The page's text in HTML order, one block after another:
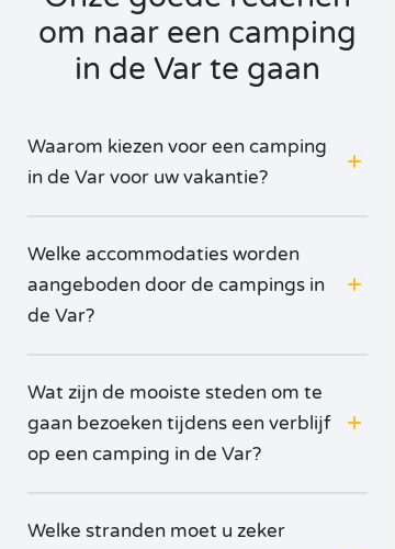
om naar een camping
in de Var te gaan
Waarom kiezen voor een camping
in de Var voor uw vakantie?
Welke accommodaties worden
aangeboden door de campings in
de Var?
Wat zijn de mooiste steden om te
gaan bezoeken tijdens een verblijf
op een camping in de Var?
Welke stranden moet u zeker